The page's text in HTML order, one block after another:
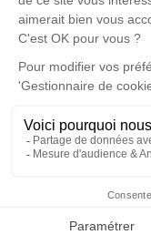
Faire-part
Crémation
de Provence
13290 Aix-